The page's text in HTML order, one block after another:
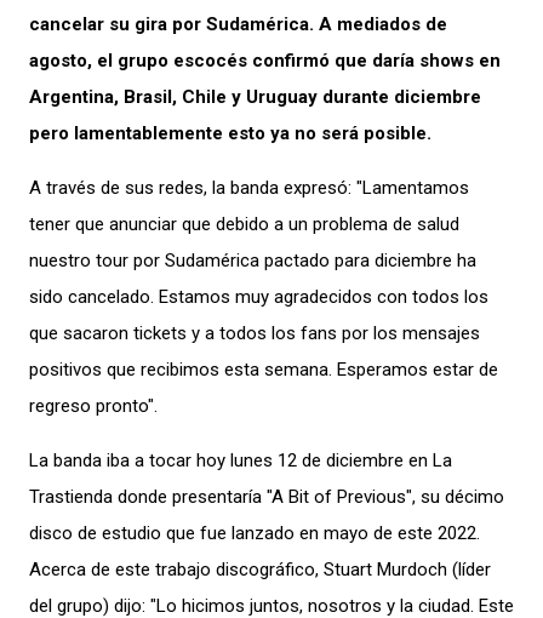
cancelar su gira por Sudamérica. A mediados de
agosto, el grupo escocés confirmó que daría shows en
Argentina, Brasil, Chile y Uruguay durante diciembre
pero lamentablemente esto ya no será posible.
A través de sus redes, la banda expresó: "Lamentamos
tener que anunciar que debido a un problema de salud
nuestro tour por Sudamérica pactado para diciembre ha
sido cancelado. Estamos muy agradecidos con todos los
que sacaron tickets y a todos los fans por los mensajes
positivos que recibimos esta semana. Esperamos estar de
regreso pronto".
La banda iba a tocar hoy lunes 12 de diciembre en La
Trastienda donde presentaría "A Bit of Previous", su décimo
disco de estudio que fue lanzado en mayo de este 2022.
Acerca de este trabajo discográfico, Stuart Murdoch (líder
del grupo) dijo: "Lo hicimos juntos, nosotros y la ciudad. Este